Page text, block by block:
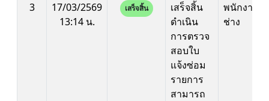
3
17/03/2569
13:14 น.
เสร็จสิ้น
เสร็จสิ้น
ดำเนิน
การตรวจ
สอบใบ
แจ้งซ่อม
รายการ
สามารถ
พนักงาน
ช่าง